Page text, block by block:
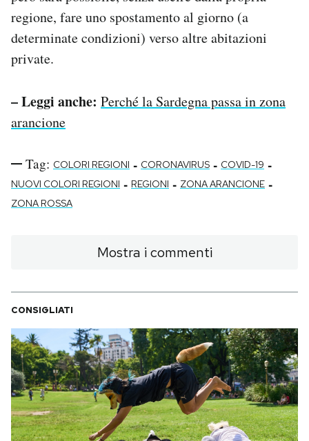
regione, fare uno spostamento al giorno (a
determinate condizioni) verso altre abitazioni
private.
– Leggi anche: Perché la Sardegna passa in zona
arancione
Tag: COLORI REGIONI - CORONAVIRUS - COVID-19 -
NUOVI COLORI REGIONI - REGIONI - ZONA ARANCIONE -
ZONA ROSSA
Mostra i commenti
CONSIGLIATI